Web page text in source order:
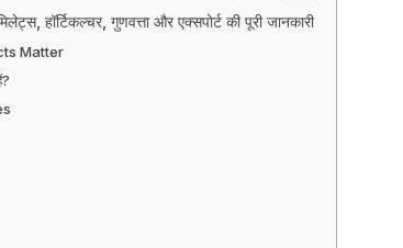
हॉर्टिकल्चर, गुणवत्ता और एक्सपोर्ट की पूरी जानकारी
Matter